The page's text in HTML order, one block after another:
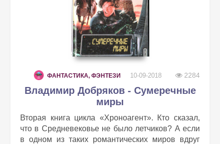
ФАНТАСТИКА, ФЭНТЕЗИ 10-09-2018 2284
Владимир Добряков - Сумеречные
миры
Вторая книга цикла «Хроноагент». Кто сказал,
что в Средневековье не было летчиков? А если
в одном из таких романтических миров вдруг